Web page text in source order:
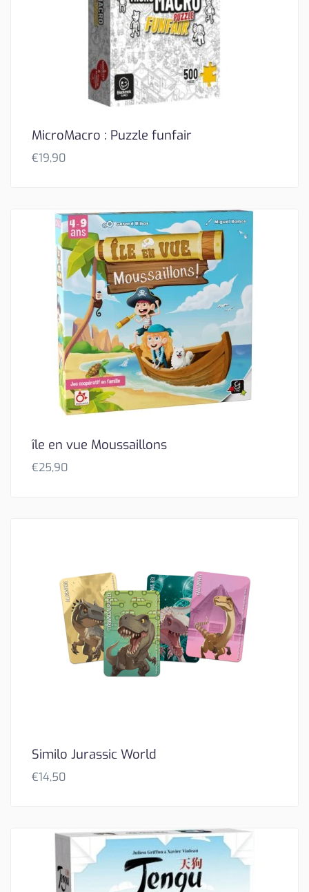
MicroMacro : Puzzle funfair
€19,90
île en vue Moussaillons
€25,90
Similo Jurassic World
€14,50